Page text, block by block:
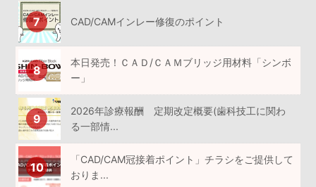
CAD/CAMインレー修復のポイント
本日発売！ＣＡＤ/ＣＡＭブリッジ用材料「シンボ
ー」
2026年診療報酬 定期改定概要(歯科技工に関わ
る一部情...
「CAD/CAM冠接着ポイント」チラシをご提供して
おりま...